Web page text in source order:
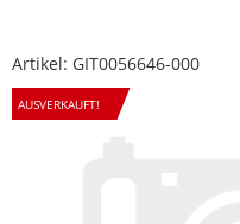
Artikel: GIT0056646-000
AUSVERKAUFT!